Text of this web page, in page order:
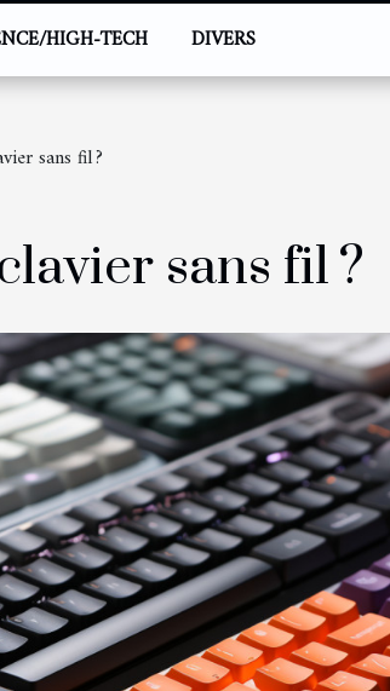
HIGH-TECH DIVERS
sans fil ?
sans fil ?